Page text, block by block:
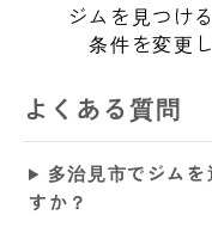
ジムを見つけ
条件を変更
よくある質問
多治見市でジム
すか？